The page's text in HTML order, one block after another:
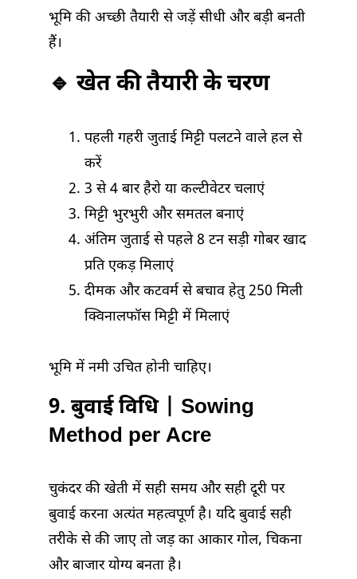
भूमि की अच्छी तैयारी से जड़ें सीधी और बड़ी बनती
हैं।
🔹 खेत की तैयारी के चरण
पहली गहरी जुताई मिट्टी पलटने वाले हल से
करें
3 से 4 बार हैरो या कल्टीवेटर चलाएं
मिट्टी भुरभुरी और समतल बनाएं
अंतिम जुताई से पहले 8 टन सड़ी गोबर खाद
प्रति एकड़ मिलाएं
दीमक और कटवर्म से बचाव हेतु 250 मिली
क्विनालफॉस मिट्टी में मिलाएं
भूमि में नमी उचित होनी चाहिए।
9. बुवाई विधि | Sowing
Method per Acre
चुकंदर की खेती में सही समय और सही दूरी पर
बुवाई करना अत्यंत महत्वपूर्ण है। यदि बुवाई सही
तरीके से की जाए तो जड़ का आकार गोल, चिकना
और बाजार योग्य बनता है।